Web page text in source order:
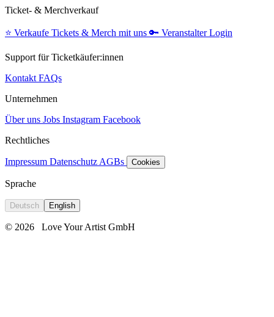
Ticket- & Merchverkauf
⭐️ Verkaufe Tickets & Merch mit uns 🔑 Veranstalter Login
Support für Ticketkäufer:innen
Kontakt FAQs
Unternehmen
Über uns Jobs Instagram Facebook
Rechtliches
Impressum Datenschutz AGBs Cookies
Sprache
Deutsch English
© 2026 Love Your Artist GmbH